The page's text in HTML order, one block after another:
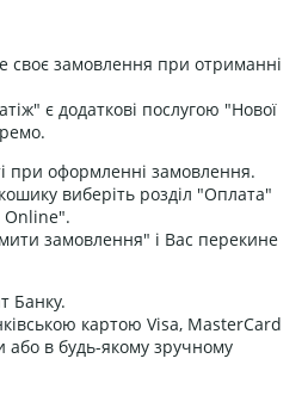
своє замовлення при отриманні
є додаткові послугою "Нової
при оформленні замовлення.
виберіть розділ "Оплата"
Online".
замовлення" і Вас перекине
Банку.
картою Visa, MasterCard
або в будь-якому зручному